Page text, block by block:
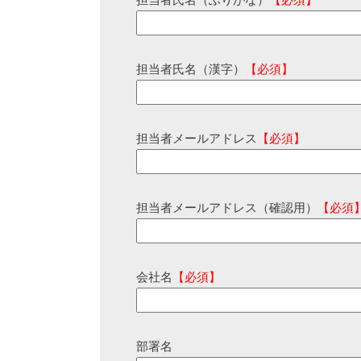
担当者氏名（漢字） 【必須】
担当者メールアドレス 【必須】
担当者メールアドレス（確認用） 【必須
会社名 【必須】
部署名